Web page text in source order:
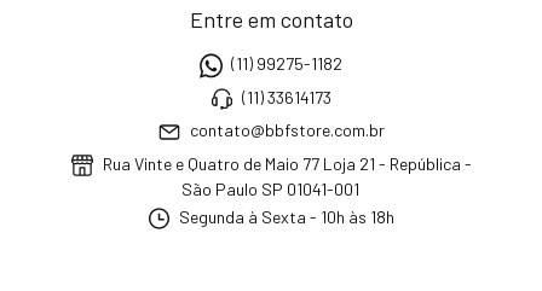
Entre em contato
(11) 99275-1182
(11) 33614173
contato@bbfstore.com.br
Rua Vinte e Quatro de Maio 77 Loja 21 - República -
São Paulo SP 01041-001
Segunda à Sexta - 10h às 18h